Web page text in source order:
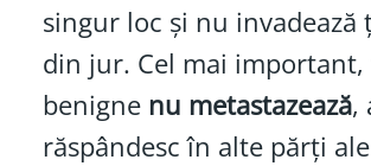
singur loc și nu invadează
din jur. Cel mai
benigne nu metastazează,
răspândesc în alte părți